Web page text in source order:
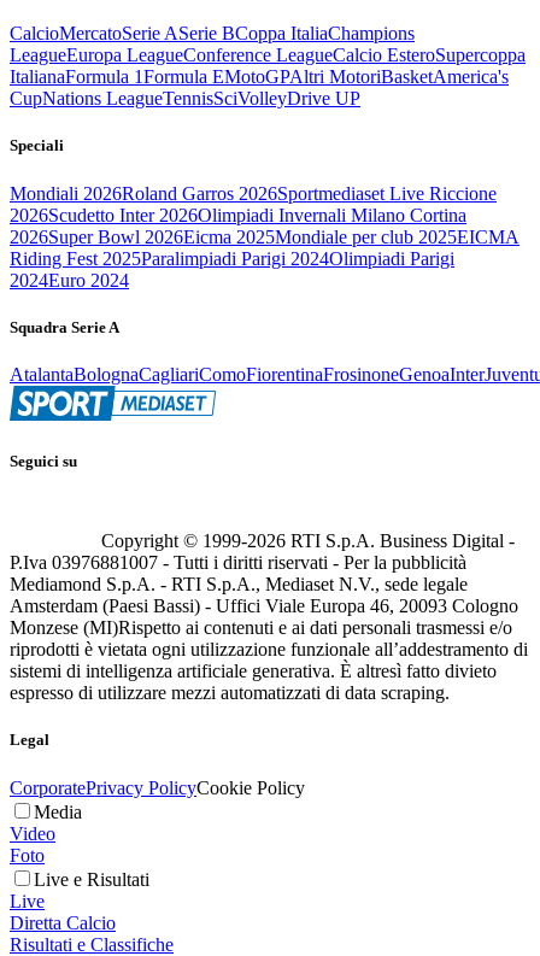
CalcioMercatoSerie ASerie BCoppa ItaliaChampions
LeagueEuropa LeagueConference LeagueCalcio EsteroSupercoppa
ItalianaFormula 1Formula EMotoGPAltri MotoriBasketAmerica's
CupNations LeagueTennisSciVolleyDrive UP
Speciali
Mondiali 2026Roland Garros 2026Sportmediaset Live Riccione
2026Scudetto Inter 2026Olimpiadi Invernali Milano Cortina
2026Super Bowl 2026Eicma 2025Mondiale per club 2025EICMA
Riding Fest 2025Paralimpiadi Parigi 2024Olimpiadi Parigi
2024Euro 2024
Squadra Serie A
AtalantaBolognaCagliariComoFiorentinaFrosinoneGenoaInter
Seguici su
Copyright © 1999-2026 RTI S.p.A. Business Digital -
P.Iva 03976881007 - Tutti i diritti riservati - Per la pubblicità
Mediamond S.p.A. - RTI S.p.A., Mediaset N.V., sede legale
Amsterdam (Paesi Bassi) - Uffici Viale Europa 46, 20093 Cologno
Monzese (MI)Rispetto ai contenuti e ai dati personali trasmessi e/o
riprodotti è vietata ogni utilizzazione funzionale all’addestramento di
sistemi di intelligenza artificiale generativa. È altresì fatto divieto
espresso di utilizzare mezzi automatizzati di data scraping.
Legal
CorporatePrivacy PolicyCookie Policy
Media
Video
Foto
Live e Risultati
Live
Diretta Calcio
Risultati e Classifiche